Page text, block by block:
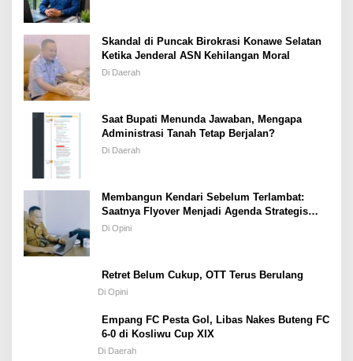
Skandal di Puncak Birokrasi Konawe Selatan
Ketika Jenderal ASN Kehilangan Moral
Di Daerah
Saat Bupati Menunda Jawaban, Mengapa
Administrasi Tanah Tetap Berjalan?
Di Daerah
Membangun Kendari Sebelum Terlambat:
Saatnya Flyover Menjadi Agenda Strategis
Kota
Di Opini
Retret Belum Cukup, OTT Terus Berulang
Di Opini
Empang FC Pesta Gol, Libas Nakes Buteng FC
6-0 di Kosliwu Cup XIX
Di Daerah